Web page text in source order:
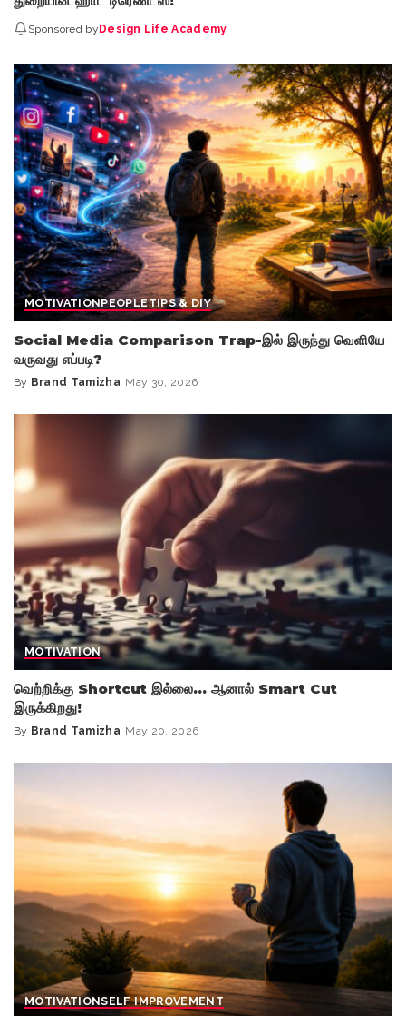
Sponsored byDesign Life Academy
MOTIVATIONPEOPLETIPS & DIY
Social Media Comparison Trap-இல் இருந்து வெளியே
வருவது எப்படி?
Posted
By Brand Tamizha May 30, 2026
MOTIVATION
வெற்றிக்கு Shortcut இல்லை… ஆனால் Smart Cut
இருக்கிறது!
Posted
By Brand Tamizha May 20, 2026
MOTIVATIONSELF IMPROVEMENT